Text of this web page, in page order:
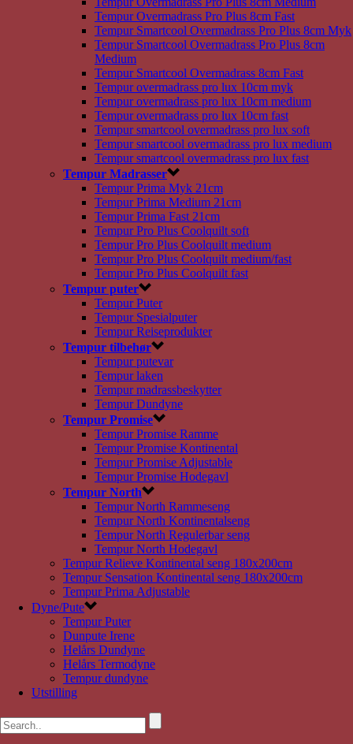
Tempur Overmadrass Pro Plus 8cm Fast
Tempur Smartcool Overmadrass Pro Plus 8cm Myk
Tempur Smartcool Overmadrass Pro Plus 8cm
Medium
Tempur Smartcool Overmadrass 8cm Fast
Tempur overmadrass pro lux 10cm myk
Tempur overmadrass pro lux 10cm medium
Tempur overmadrass pro lux 10cm fast
Tempur smartcool overmadrass pro lux soft
Tempur smartcool overmadrass pro lux medium
Tempur smartcool overmadrass pro lux fast
Tempur Madrasser
Tempur Prima Myk 21cm
Tempur Prima Medium 21cm
Tempur Prima Fast 21cm
Tempur Pro Plus Coolquilt soft
Tempur Pro Plus Coolquilt medium
Tempur Pro Plus Coolquilt medium/fast
Tempur Pro Plus Coolquilt fast
Tempur puter
Tempur Puter
Tempur Spesialputer
Tempur Reiseprodukter
Tempur tilbehør
Tempur putevar
Tempur laken
Tempur madrassbeskytter
Tempur Dundyne
Tempur Promise
Tempur Promise Ramme
Tempur Promise Kontinental
Tempur Promise Adjustable
Tempur Promise Hodegavl
Tempur North
Tempur North Rammeseng
Tempur North Kontinentalseng
Tempur North Regulerbar seng
Tempur North Hodegavl
Tempur Relieve Kontinental seng 180x200cm
Tempur Sensation Kontinental seng 180x200cm
Tempur Prima Adjustable
Dyne/Pute
Tempur Puter
Dunpute Irene
Helårs Dundyne
Helårs Termodyne
Tempur dundyne
Utstilling